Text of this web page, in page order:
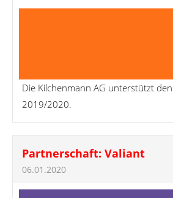
Die Kilchenmann AG unterstützt
2019/2020.
Partnerschaft: Valiant
06.01.2020